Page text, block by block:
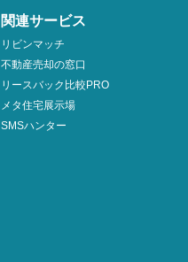
関連サービス
リビンマッチ
不動産売却の窓口
リースバック比較PRO
メタ住宅展示場
SMSハンター